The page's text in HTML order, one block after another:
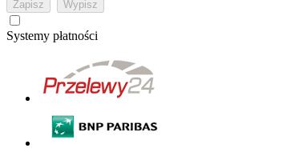
Systemy płatności